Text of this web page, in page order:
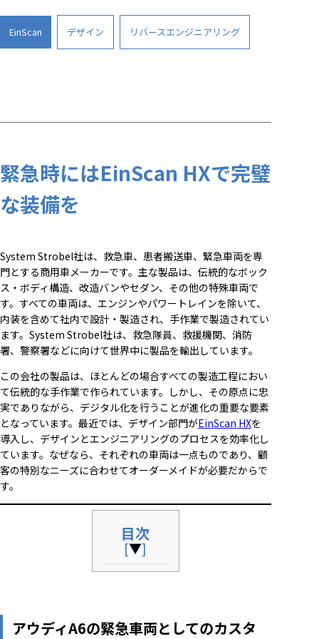
緊急時にはEinScan HXで完璧
な装備を
System Strobel社は、救急車、患者搬送車、緊急車両を専
門とする商用車メーカーです。主な製品は、伝統的なボック
ス・ボディ構造、改造バンやセダン、その他の特殊車両で
す。すべての車両は、エンジンやパワートレインを除いて、
内装を含めて社内で設計・製造され、手作業で製造されてい
ます。System Strobel社は、救急隊員、救援機関、消防
署、警察署などに向けて世界中に製品を輸出しています。
この会社の製品は、ほとんどの場合すべての製造工程におい
て伝統的な手作業で作られています。しかし、その原点に忠
実でありながら、デジタル化を行うことが進化の重要な要素
となっています。最近では、デザイン部門がEinScan HXを
導入し、デザインとエンジニアリングのプロセスを効率化し
ています。なぜなら、それぞれの車両は一点ものであり、顧
客の特別なニーズに合わせてオーダーメイドが必要だからで
す。
目次
[▼]
アウディA6の緊急車両としてのカスタ
EinScan デザイン リバースエンジニアリング